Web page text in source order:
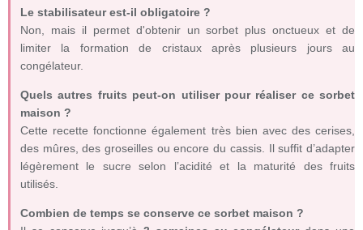
Le stabilisateur est-il obligatoire ?
Non, mais il permet d'obtenir un sorbet plus onctueux et de
limiter la formation de cristaux après plusieurs jours au
congélateur.
Quels autres fruits peut-on utiliser pour réaliser ce sorbet
maison ?
Cette recette fonctionne également très bien avec des cerises,
des mûres, des groseilles ou encore du cassis. Il suffit d’adapter
légèrement le sucre selon l’acidité et la maturité des fruits
utilisés.
Combien de temps se conserve ce sorbet maison ?